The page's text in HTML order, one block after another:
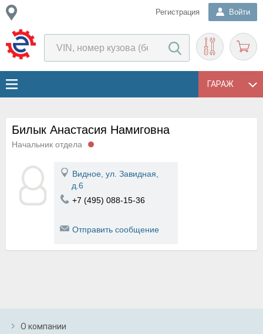
Регистрация Войти
ГАРАЖ
Билык Анастасия Намиговна
Начальник отдела
Видное, ул. Завидная,
д.6
+7 (495) 088-15-36
Отправить сообщение
О компании